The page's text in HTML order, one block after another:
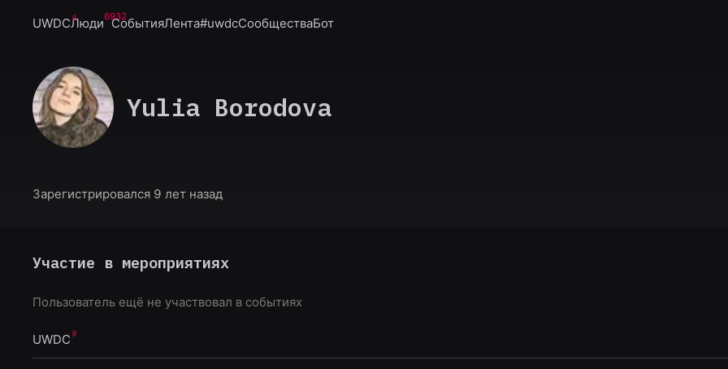
UWDCЛюди6932
СобытияЛента#uwdcСообществаБот
Yulia Borodova
Зарегистрировался 9 лет назад
Участие в мероприятиях
Пользователь ещё не участвовал в событиях
UWDC